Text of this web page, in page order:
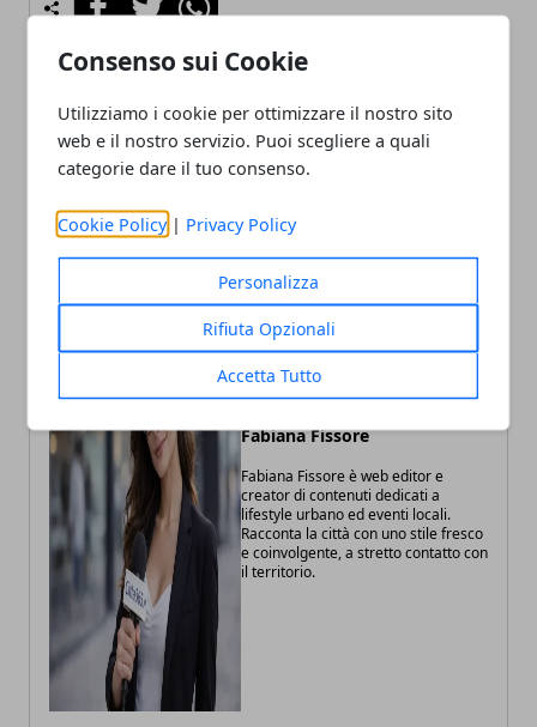
Consenso sui Cookie
Utilizziamo i cookie per ottimizzare il nostro sito
web e il nostro servizio. Puoi scegliere a quali
categorie dare il tuo consenso.
Cookie Policy | Privacy Policy
Personalizza
Rifiuta Opzionali
Accetta Tutto
Emilia-Romagna, dal 16 al
21 marzo la Settimana
regionale della legalità
2026
Commercio di prossimità e
Fabiana Fissore
Fabiana Fissore è web editor e
creator di contenuti dedicati a
lifestyle urbano ed eventi locali.
Racconta la città con uno stile fresco
e coinvolgente, a stretto contatto con
il territorio.